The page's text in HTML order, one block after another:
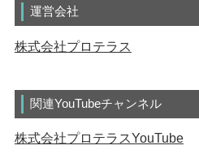
運営会社
株式会社プロテラス
関連YouTubeチャンネル
株式会社プロテラスYouTube